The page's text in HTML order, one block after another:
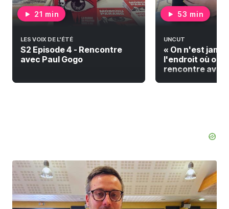
21 min
LES VOIX DE L'ÉTÉ
S2 Episode 4 - Rencontre
avec Paul Gogo
53 min
UNCUT
« On n'est
l'endroit où on
rencontre avec